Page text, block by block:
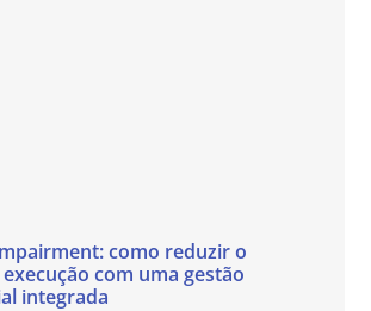
como reduzir o
com uma gestão
integrada